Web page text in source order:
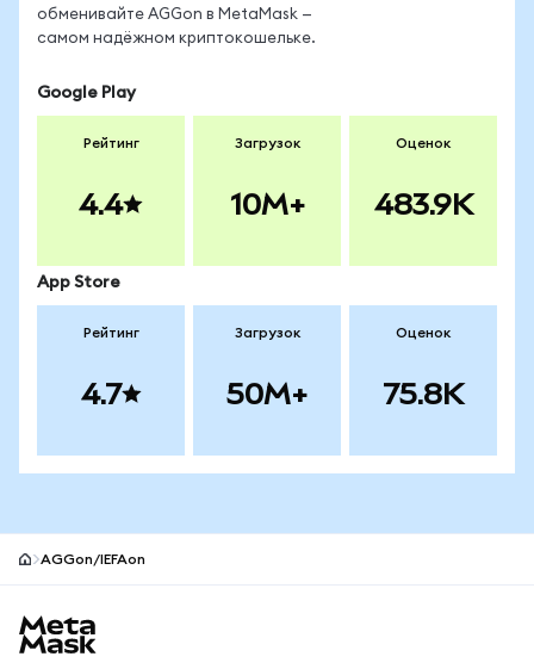
обменивайте AGGon в MetaMask —
самом надёжном криптокошельке.
Google Play
Рейтинг
4.4
Загрузок
10M+
Оценок
483.9K
App Store
Рейтинг
4.7
Загрузок
50M+
Оценок
75.8K
AGGon/IEFAon